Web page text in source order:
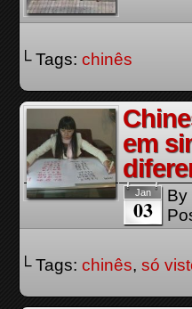
└ Tags: chinês
em
Jan
03
By
└ Tags: chinês, só